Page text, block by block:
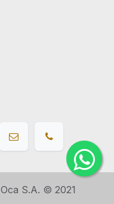
S.A. © 2021